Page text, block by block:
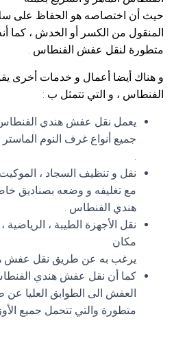
حيث أن اختصاصه هو الحفاظ على
المنقول من الكسر أو الخدش ، كما
متطورة لنقل عفش الفنطاس .
و هناك أيضا أعمال و خدمات أخرى
الفنطاس ، و التي تتمثل ب :
يعمل نقل عفش هندي
جميع أنواع غرف النوم
.
نقل و تنظيف السجاد ،
مع تغليفه و وضعه بصناديق
هندي الفنطاس .
نقل الأجهزة الطيبة ، الرياضية
مكان
يرغب به عن طريق نقل عفش
كما أن نقل عفش هندي
العفش الى الطوابق العليا
متطورة والتي تتحمل جميع